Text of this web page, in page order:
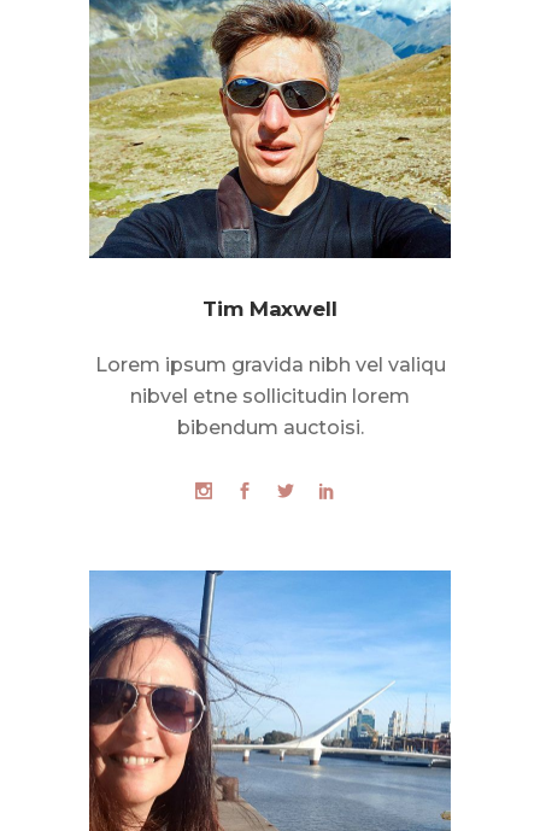
Tim Maxwell
Lorem ipsum gravida nibh vel valiqu
nibvel etne sollicitudin lorem
bibendum auctoisi.